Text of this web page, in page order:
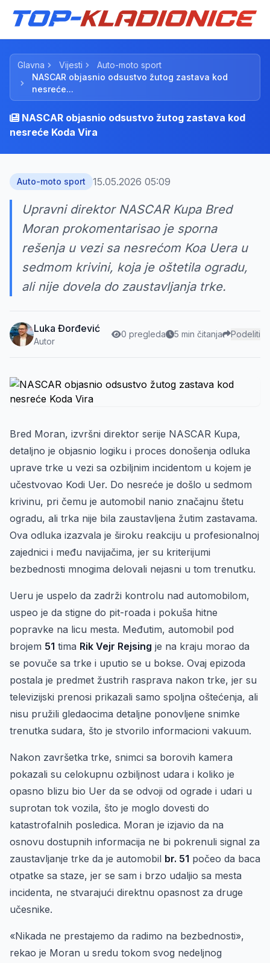
Glavna Vijesti
Auto-moto sport
NASCAR objasnio odsustvo žutog zastava kod
nesreće...
NASCAR objasnio odsustvo žutog zastava kod
nesreće Koda Vira
Auto-moto sport 15.05.2026 05:09
Upravni direktor NASCAR Kupa Bred
Moran prokomentarisao je sporna
rešenja u vezi sa nesrećom Koa Uera u
sedmom krivini, koja je oštetila ogradu,
ali nije dovela do zaustavljanja trke.
Luka Đorđević
Autor
0 pregleda 5 min čitanja Podeliti
Bred Moran, izvršni direktor serije NASCAR Kupa,
detaljno je objasnio logiku i proces donošenja odluka
uprave trke u vezi sa ozbiljnim incidentom u kojem je
učestvovao Kodi Uer. Do nesreće je došlo u sedmom
krivinu, pri čemu je automobil nanio značajnu štetu
ogradu, ali trka nije bila zaustavljena žutim zastavama.
Ova odluka izazvala je široku reakciju u profesionalnoj
zajednici i među navijačima, jer su kriterijumi
bezbednosti mnogima delovali nejasni u tom trenutku.
Ueru je uspelo da zadrži kontrolu nad automobilom,
uspeo je da stigne do pit-roada i pokuša hitne
popravke na licu mesta. Međutim, automobil pod
brojem 51 tima Rik Vejr Rejsing je na kraju morao da
se povuče sa trke i uputio se u bokse. Ovaj epizoda
postala je predmet žustrih rasprava nakon trke, jer su
televizijski prenosi prikazali samo spoljna oštećenja, ali
nisu pružili gledaocima detaljne ponovljene snimke
trenutka sudara, što je stvorilo informacioni vakuum.
Nakon završetka trke, snimci sa borovih kamera
pokazali su celokupnu ozbiljnost udara i koliko je
opasno blizu bio Uer da se odvoji od ograde i udari u
suprotan tok vozila, što je moglo dovesti do
katastrofalnih posledica. Moran je izjavio da na
osnovu dostupnih informacija ne bi pokrenuli signal za
zaustavljanje trke da je automobil br. 51 počeo da baca
otpatke sa staze, jer se sam i brzo udaljio sa mesta
incidenta, ne stvarajući direktnu opasnost za druge
učesnike.
«Nikada ne prestajemo da radimo na bezbednosti»,
rekao je Moran u sredu tokom svog nedeljnog